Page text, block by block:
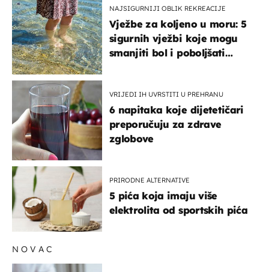
NAJSIGURNIJI OBLIK REKREACIJE
Vježbe za koljeno u moru: 5
sigurnih vježbi koje mogu
smanjiti bol i poboljšati
VRIJEDI IH UVRSTITI U PREHRANU
6 napitaka koje dijetetičari
preporučuju za zdrave
zglobove
PRIRODNE ALTERNATIVE
5 pića koja imaju više
elektrolita od sportskih pića
NOVAC